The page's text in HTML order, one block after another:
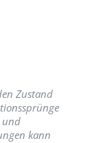
Zustand
und
kann